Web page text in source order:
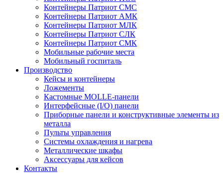
Контейнеры Патриот СМС
Контейнеры Патриот АМК
Контейнеры Патриот МЛК
Контейнеры Патриот СЛК
Контейнеры Патриот СМК
Мобильные рабочие места
Мобильный госпиталь
Производство
Кейсы и контейнеры
Ложементы
Кастомные MOLLE-панели
Интерфейсные (I/O) панели
Приборные панели и конструктивные элементы из
металла
Пульты управления
Системы охлаждения и нагрева
Металлические шкафы
Аксессуары для кейсов
Контакты